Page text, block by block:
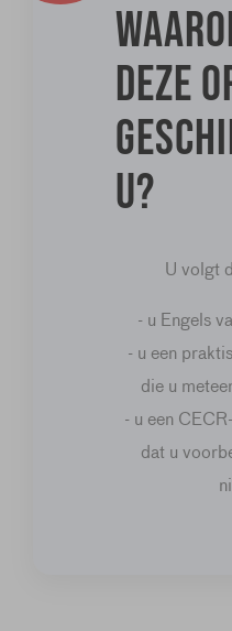
deze
u?
U volgt
- u Engels
- u een
die u
- u een
dat u